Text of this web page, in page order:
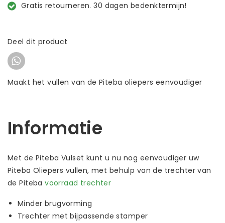
Gratis retourneren. 30 dagen bedenktermijn!
Deel dit product
Maakt het vullen van de Piteba oliepers eenvoudiger
Informatie
Met de Piteba Vulset kunt u nu nog eenvoudiger uw
Piteba Oliepers vullen, met behulp van de trechter van
de Pitebavoorraad trechter
Minder brugvorming
Trechter met bijpassende stamper